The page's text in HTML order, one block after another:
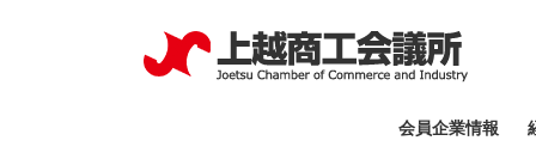
会員企業情報